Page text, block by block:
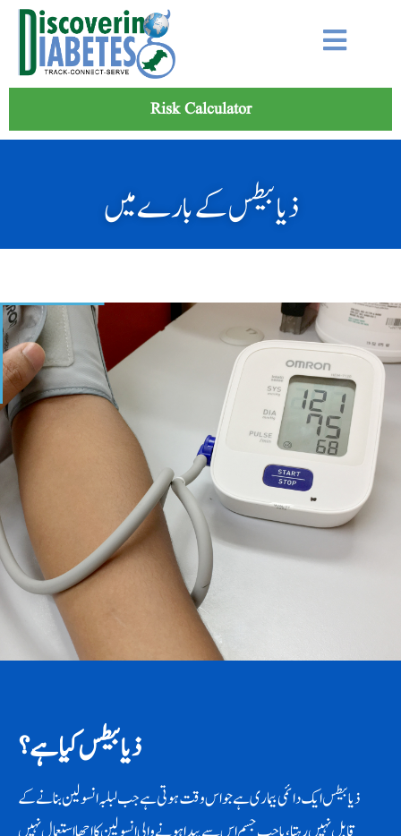
Risk Calculator
ذیابیطس کے بارے میں
ذیابیطس کیا ہے؟
ذیابیطس ایک دائمی بیماری ہے جو اس وقت ہوتی ہے جب لبلبہ انسولین بنانے کے